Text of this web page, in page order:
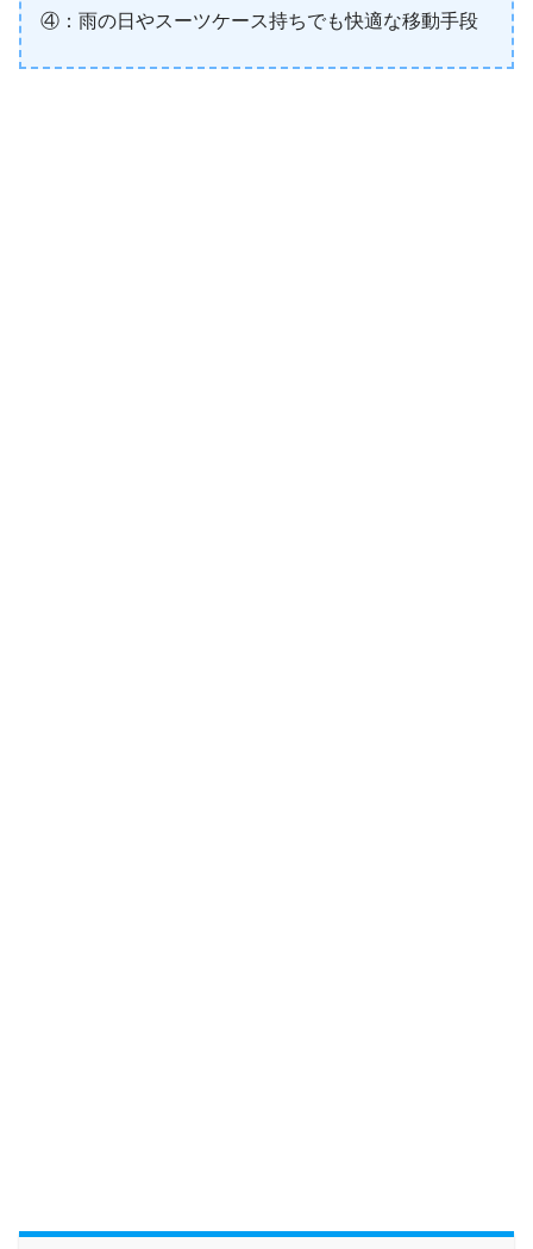
④：雨の日やスーツケース持ちでも快適な移動手段